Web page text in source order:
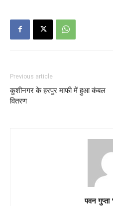
Previous article
कुशीनगर के हरपुर माफी में हुआ कंबल
वितरण
पवन गुप्ता